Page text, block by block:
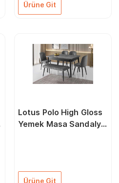
Ürüne Git
Lotus Polo High Gloss
Yemek Masa Sandalye
Ürüne Git